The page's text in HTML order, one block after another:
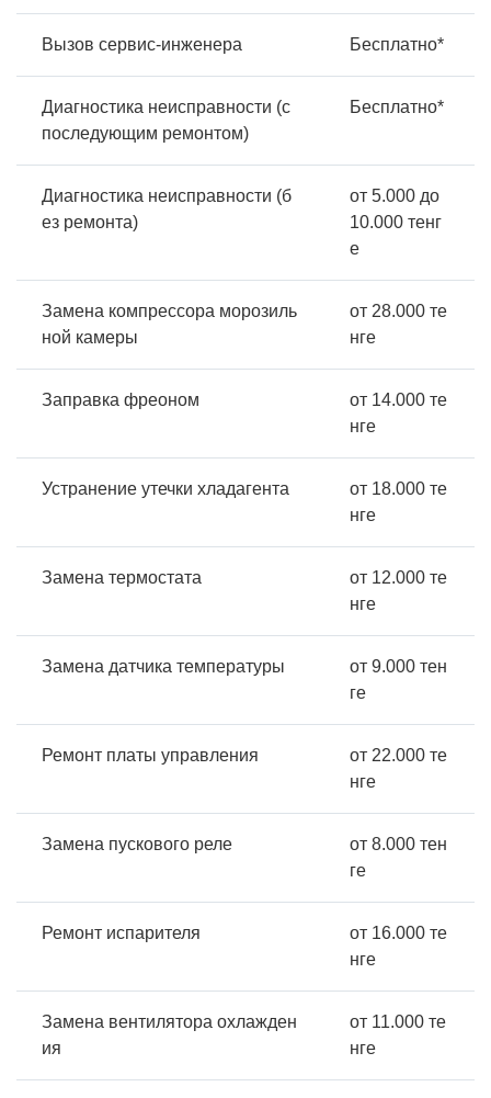
Вызов сервис-инженера Бесплатно*
Диагностика неисправности (с
последующим ремонтом)
Бесплатно*
Диагностика неисправности (б
ез ремонта)
от 5.000 до
10.000 тенг
е
Замена компрессора морозиль
ной камеры
от 28.000 те
нге
Заправка фреоном
от 14.000 те
нге
Устранение утечки хладагента
от 18.000 те
нге
Замена термостата
от 12.000 те
нге
Замена датчика температуры
от 9.000 тен
ге
Ремонт платы управления
от 22.000 те
нге
Замена пускового реле
от 8.000 тен
ге
Ремонт испарителя
от 16.000 те
нге
Замена вентилятора охлажден
ия
от 11.000 те
нге